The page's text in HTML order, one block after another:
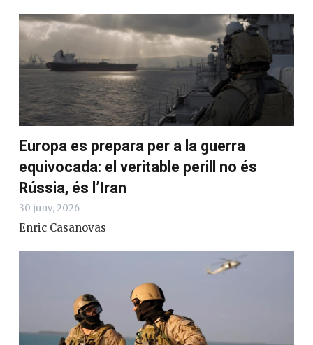
Europa es prepara per a la guerra
equivocada: el veritable perill no és
Rússia, és l’Iran
30 juny, 2026
Enric Casanovas